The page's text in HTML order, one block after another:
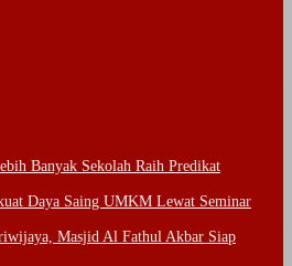
Banyak Sekolah Raih Predikat
Daya Saing UMKM Lewat Seminar
Masjid Al Fathul Akbar Siap